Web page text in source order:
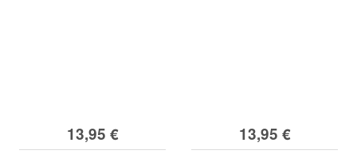
13,95 € 13,95 €